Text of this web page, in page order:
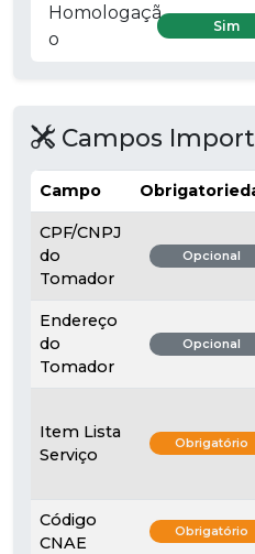
Homologaçã
o
Sim
Campos
Campo
CPF/CNPJ
do
Tomador
Opcional
Endereço
do
Tomador
Opcional
Item Lista
Serviço
Obrigatório
Código
CNAE
Obrigatório